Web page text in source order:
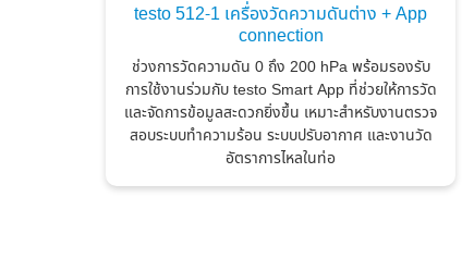
testo 512-1 เครื่องวัดความดันต่าง + App
connection
ช่วงการวัดความดัน 0 ถึง 200 hPa พร้อมรองรับ
การใช้งานร่วมกับ testo Smart App ที่ช่วยให้การวัด
และจัดการข้อมูลสะดวกยิ่งขึ้น เหมาะสำหรับงานตรวจ
สอบระบบทำความร้อน ระบบปรับอากาศ และงานวัด
อัตราการไหลในท่อ